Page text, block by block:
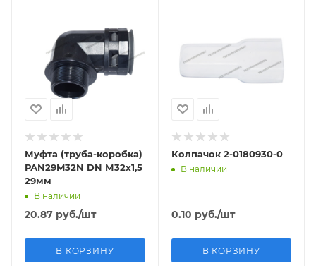
Муфта (труба-коробка)
РАN29M32N DN М32х1,5
29мм
В наличии
20.87 руб./шт
В КОРЗИНУ
Колпачок 2-0180930-0
В наличии
0.10 руб./шт
В КОРЗИНУ